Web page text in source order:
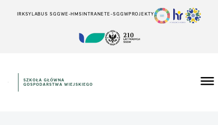
IRKSYLABUS SGGWE-HMSINTRANETE-SGGWPROJEKTY
SZKOŁA GŁÓWNA
GOSPODARSTWA WIEJSKIEGO